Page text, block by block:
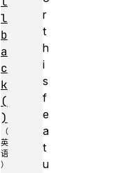
r
t
h
i
s
f
e
a
t
u
l
b
a
c
k
(
)